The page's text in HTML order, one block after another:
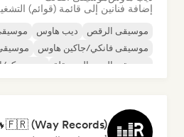
إضافة فنانين إلى قائمة (قوائم)
موسيقى الرقص ديب هاوس
موسيقى فانكي/جاكين هاوس
موسيقى البوب المستقلة
نيو ديسكو/